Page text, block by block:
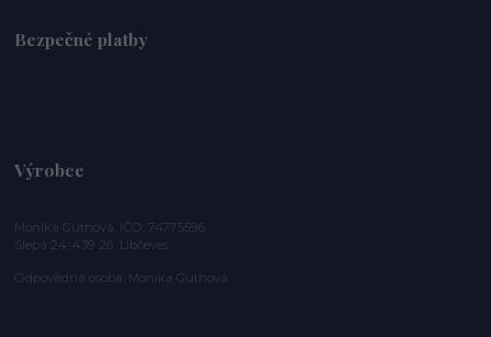
Bezpečné platby
Výrobce
Monika Guthová, IČO: 74775596
Slepá 24, 439 26 Libčeves
Odpovědná osoba: Monika Guthová